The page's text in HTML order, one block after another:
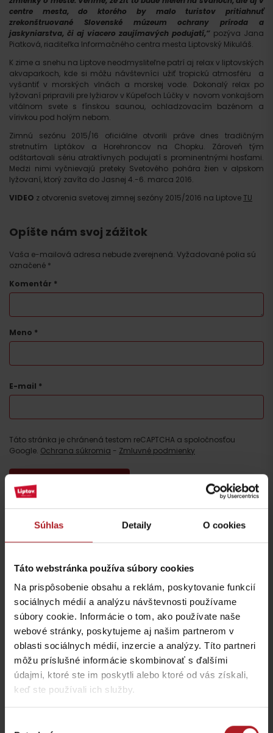
Súhlas Detaily O cookies
Táto webstránka používa súbory cookies
Na prispôsobenie obsahu a reklám, poskytovanie funkcií
sociálnych médií a analýzu návštevnosti používame
súbory cookie. Informácie o tom, ako používate naše
webové stránky, poskytujeme aj našim partnerom v
oblasti sociálnych médií, inzercie a analýzy. Títo partneri
môžu príslušné informácie skombinovať s ďalšími
údajmi, ktoré ste im poskytli alebo ktoré od vás získali,
keď ste používali ich služby.
centre mesta, do ktorého by malo turistov pritiahnuť
zrekonštruované Slovenské múzeum ochrany príroda a
jaskyniarstva, či aj viacero zaujímavých podujatí,“ pozýva Jana
Piatková, riaditeľka Informačného centra mesta Liptovský Mikuláš.
K zime a snehu na Liptove neodmysliteľne patrí aj relax v liptovských
akvaparkoch, kde si môžu návštevníci užiť tropickú atmosféru a
vyšantiť v morských vlnách a morskej vode. Dokonalý relax po
lyžovaní pripravili pre lyžiarov v Kúpeľoch Lúčky v novom vonkajšom
vitálnom svete s fínskou saunou, ochladzovacím bazénom a
vírivkou pod holým nebom.
Zimnú sezónu 2015/16 oficiálne otvorili práve dnes tradičným
stretnutím Liptákov a Horehroncov na Chopku. Zároveň tým
odštartovali sériu atraktívnych podujatí s prominentnými hosťami.
Medzi nimi vyčnievajú preteky Svetového pohára žien v alpskom
lyžovaní, ktorý zavíta do Jasnej 4.-6. marca 2016.
VIDEO z otvorenia svetovej zimnej sezóny 2015/2016 na Liptove TU
Opíšte nám svoj zážitok
Vaša e-mailová adresa nebude zverejnená. Vyžadované polia sú
označené *
Komentár *
Meno *
E-mail *
Táto stránka je chránená testom reCAPTCHA a spoločnosťou
Google. Ochrana súkromia - Zmluvné podmienky
Nezabudnite si prečítať aj ďalšie články
Lokálne dobroty, ktoré
musíte na Liptove
ochutnať
región Liptov
Chládok na Liptove
verzus rozpálený
panelák
región Liptov
doline: Miesto, kde sa
nová atrakcia, medzi